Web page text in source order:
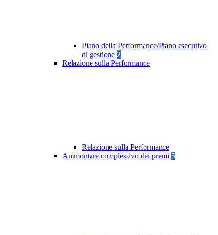
Piano della Performance/Piano esecutivo
di gestione 2
Relazione sulla Performance
Relazione sulla Performance
Ammontare complessivo dei premi 5